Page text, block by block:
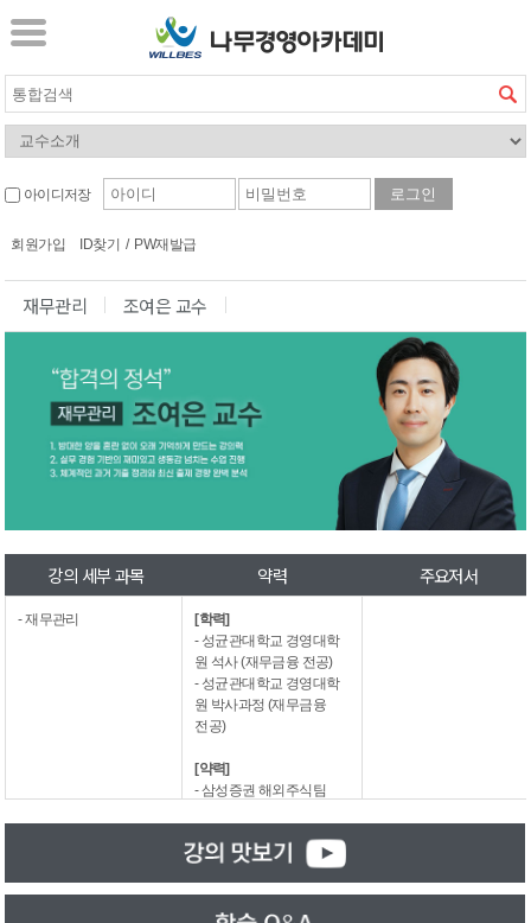
아이디저장
회원가입 ID찾기 / PW재발급
재무관리 조여은 교수
강의 세부 과목
- 재무관리
약력
[학력]
- 성균관대학교 경영대학
원 석사 (재무금융 전공)
- 성균관대학교 경영대학
원 박사과정 (재무금융
전공)
[약력]
- 삼성증권 해외주식팀
- 현) 나무경영아카데미
주요저서